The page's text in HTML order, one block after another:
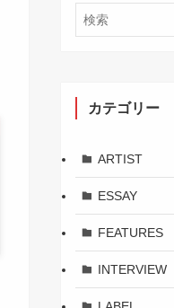
カテゴリー
ARTIST
ESSAY
FEATURES
INTERVIEW